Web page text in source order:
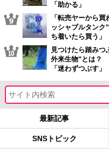
「助かる」
「転売ヤーから
ッシャブルタン
ち着いたら買う」
見つけたら踏み
外来生物”とは？
「迷わずつぶす」
最新記事
SNSトピック